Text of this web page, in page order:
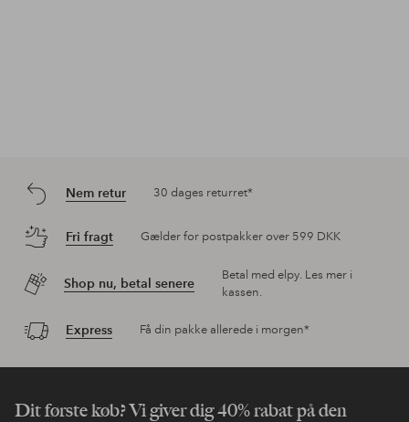
Nem retur 30 dages returret*
Fri fragt Gælder for postpakker over 599 DKK
Shop nu, betal senere
Betal med elpy. Les mer i
kassen.
Express Få din pakke allerede i morgen*
Dit første køb? Vi giver dig 40% rabat på den